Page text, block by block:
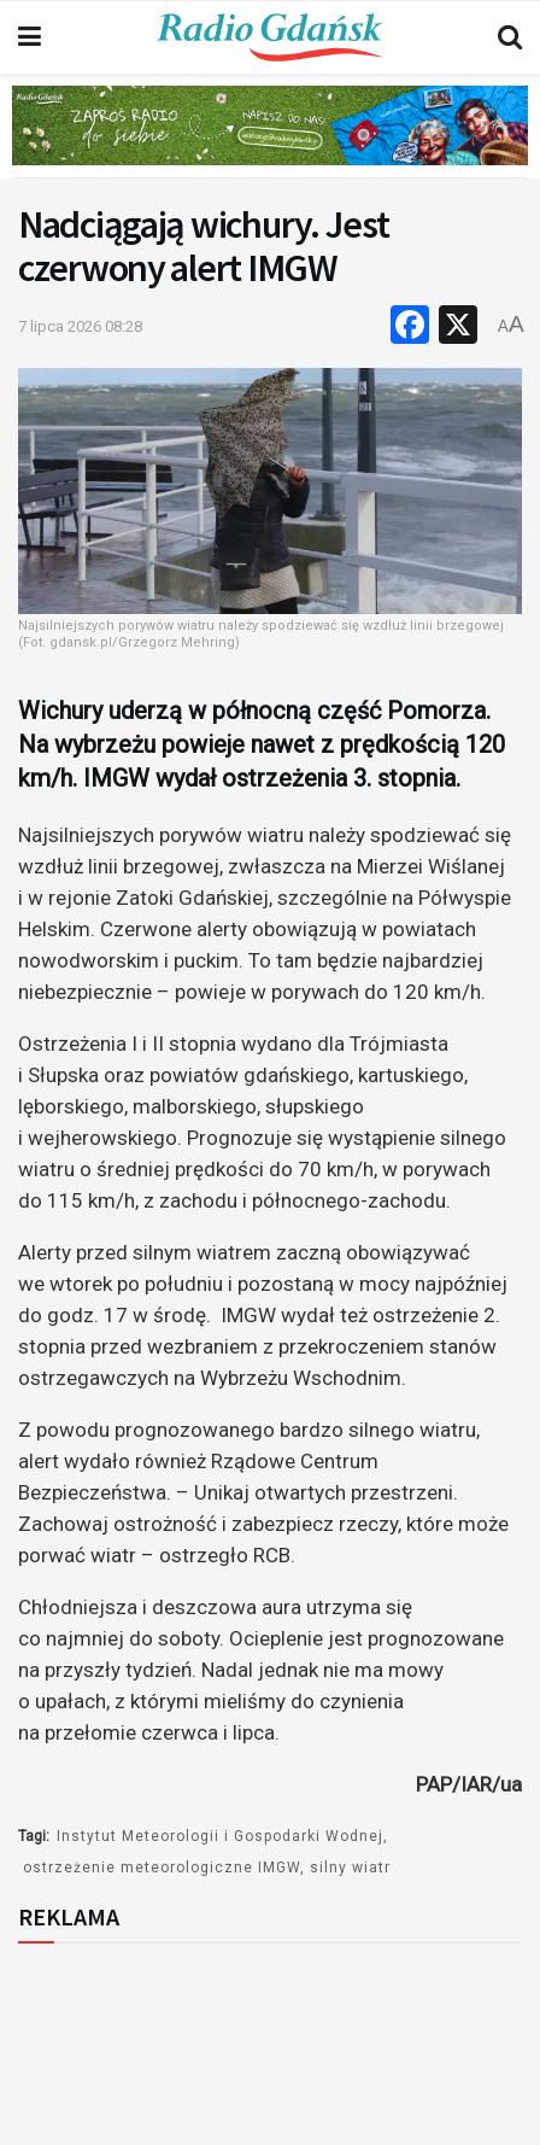
Nadciągają wichury. Jest
czerwony alert IMGW
7 lipca 2026 08:28 X
AA
Najsilniejszych porywów wiatru należy spodziewać się wzdłuż linii brzegowej
(Fot. gdansk.pl/Grzegorz Mehring)
Wichury uderzą w północną część Pomorza.
Na wybrzeżu powieje nawet z prędkością 120
km/h. IMGW wydał ostrzeżenia 3. stopnia.
Najsilniejszych porywów wiatru należy spodziewać się
wzdłuż linii brzegowej, zwłaszcza na Mierzei Wiślanej
i w rejonie Zatoki Gdańskiej, szczególnie na Półwyspie
Helskim. Czerwone alerty obowiązują w powiatach
nowodworskim i puckim. To tam będzie najbardziej
niebezpiecznie – powieje w porywach do 120 km/h.
Ostrzeżenia I i II stopnia wydano dla Trójmiasta
i Słupska oraz powiatów gdańskiego, kartuskiego,
lęborskiego, malborskiego, słupskiego
i wejherowskiego. Prognozuje się wystąpienie silnego
wiatru o średniej prędkości do 70 km/h, w porywach
do 115 km/h, z zachodu i północnego-zachodu.
Alerty przed silnym wiatrem zaczną obowiązywać
we wtorek po południu i pozostaną w mocy najpóźniej
do godz. 17 w środę. IMGW wydał też ostrzeżenie 2.
stopnia przed wezbraniem z przekroczeniem stanów
ostrzegawczych na Wybrzeżu Wschodnim.
Z powodu prognozowanego bardzo silnego wiatru,
alert wydało również Rządowe Centrum
Bezpieczeństwa. – Unikaj otwartych przestrzeni.
Zachowaj ostrożność i zabezpiecz rzeczy, które może
porwać wiatr – ostrzegło RCB.
Chłodniejsza i deszczowa aura utrzyma się
co najmniej do soboty. Ocieplenie jest prognozowane
na przyszły tydzień. Nadal jednak nie ma mowy
o upałach, z którymi mieliśmy do czynienia
na przełomie czerwca i lipca.
PAP/IAR/ua
Tagi:
Instytut Meteorologii i Gospodarki Wodnej
ostrzeżenie meteorologiczne IMGW
silny wiatr
REKLAMA